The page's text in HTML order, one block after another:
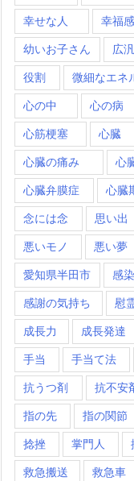
幸せな人 幸福感
幼いお子さん 広
役割 微細なエネ
心の中 心の病
心筋梗塞 心臓
心臓の痛み 心
心臓弁膜症 心臓
念には念 思い出
悪いモノ 悪い夢
愛知県半田市 感染
感謝の気持ち 慰
成長力 成長発達
手当 手当て法
抗うつ剤 抗不安
指の先 指の関節
捻挫 掌門人
救急搬送 救急車